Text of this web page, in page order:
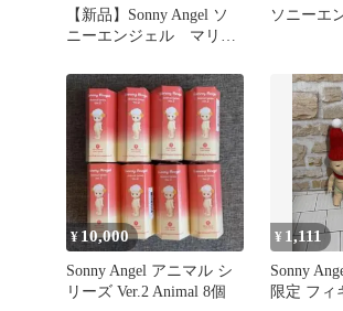
【新品】Sonny Angel ソ
ニーエンジェル マリン
ソニーエ
¥ 10,000
Sonny Angel アニマル シ
リーズ Ver.2 Animal 8個
¥ 1,111
Sonny
限定 フィ